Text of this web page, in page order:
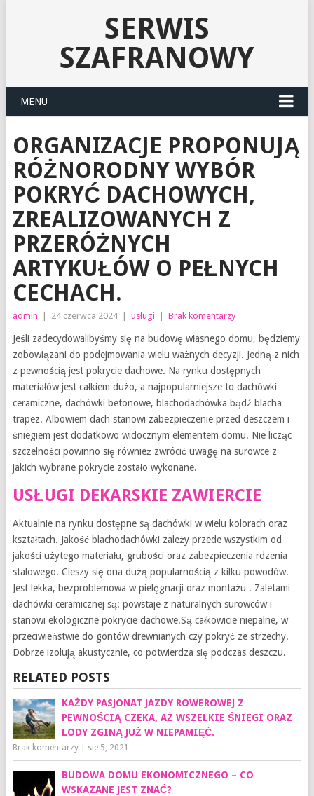
SERWIS
SZAFRANOWY
MENU
ORGANIZACJE PROPONUJĄ
RÓŻNORODNY WYBÓR
POKRYĆ DACHOWYCH,
ZREALIZOWANYCH Z
PRZERÓŻNYCH
ARTYKUŁÓW O PEŁNYCH
CECHACH.
admin 24 czerwca 2024 usługi Brak komentarzy
Jeśli zadecydowalibyśmy się na budowę własnego domu, będziemy
zobowiązani do podejmowania wielu ważnych decyzji. Jedną z nich
z pewnością jest pokrycie dachowe. Na rynku dostępnych
materiałów jest całkiem dużo, a najpopularniejsze to dachówki
ceramiczne, dachówki betonowe, blachodachówka bądź blacha
trapez. Albowiem dach stanowi zabezpieczenie przed deszczem i
śniegiem jest dodatkowo widocznym elementem domu. Nie licząc
szczelności powinno się również zwrócić uwagę na surowce z
jakich wybrane pokrycie zostało wykonane.
USŁUGI DEKARSKIE ZAWIERCIE
Aktualnie na rynku dostępne są dachówki w wielu kolorach oraz
kształtach. Jakość blachodachówki zależy przede wszystkim od
jakości użytego materiału, grubości oraz zabezpieczenia rdzenia
stalowego. Cieszy się ona dużą popularnością z kilku powodów.
Jest lekka, bezproblemowa w pielęgnacji oraz montażu . Zaletami
dachówki ceramicznej są: powstaje z naturalnych surowców i
stanowi ekologiczne pokrycie dachowe.Są całkowicie niepalne, w
przeciwieństwie do gontów drewnianych czy pokryć ze strzechy.
Dobrze izolują akustycznie, co potwierdza się podczas deszczu.
RELATED POSTS
KAŻDY PASJONAT JAZDY ROWEROWEJ Z
PEWNOŚCIĄ CZEKA, AŻ WSZELKIE ŚNIEGI ORAZ
LODY ZGINĄ JUŻ W NIEPAMIĘĆ.
Brak komentarzy| sie 5, 2021
BUDOWA DOMU EKONOMICZNEGO – CO
WSKAZANE JEST ZNAĆ?